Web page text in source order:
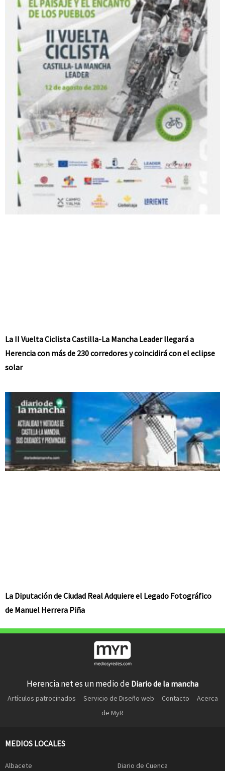
La II Vuelta Ciclista Castilla-La Mancha Leader llegará a
Herencia con más de 230 corredores y coincidirá con el eclipse
solar
La Diputación de Ciudad Real Adquiere el Legado Fotográfico
de Manuel Herrera Piña
Herencia.net es un medio de Diario de la mancha
Artículos patrocinados Servicio de Diseño web Contacto
Acerca
de MyR
MEDIOS LOCALES
Albacete Diario de Cuenca